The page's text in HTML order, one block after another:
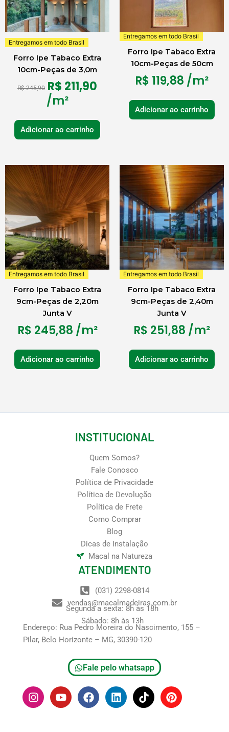
Entregamos em todo Brasil
Forro Ipe Tabaco Extra
10cm-Peças de 3,0m
R$245,90 R$ 211,90
/m²
Adicionar ao carrinho
Entregamos em todo Brasil
Forro Ipe Tabaco Extra
10cm-Peças de 50cm
R$ 119,88 /m²
Adicionar ao carrinho
Entregamos em todo Brasil
Forro Ipe Tabaco Extra
9cm-Peças de 2,20m
Junta V
R$ 245,88 /m²
Adicionar ao carrinho
Entregamos em todo Brasil
Forro Ipe Tabaco Extra
9cm-Peças de 2,40m
Junta V
R$ 251,88 /m²
Adicionar ao carrinho
INSTITUCIONAL
Quem Somos?
Fale Conosco
Política de Privacidade
Política de Devolução
Política de Frete
Como Comprar
Blog
Dicas de Instalação
Macal na Natureza
ATENDIMENTO
(031) 2298-0814
vendas@macalmadeiras.com.br
Segunda a sexta: 8h às 18h
Sábado: 8h às 13h
Endereço: Rua Pedro Moreira do Nascimento, 155 –
Pilar, Belo Horizonte – MG, 30390-120
Fale pelo whatsapp
I
n
s
Y
o
u
F
a
c
L
i
n
T
i
k
P
i
n